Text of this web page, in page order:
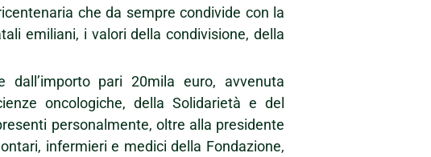
che da sempre condivide con la
emiliani, i valori della condivisione, della
pari 20mila euro, avvenuta
oncologiche, della Solidarietà e del
personalmente, oltre alla presidente
infermieri e medici della Fondazione,